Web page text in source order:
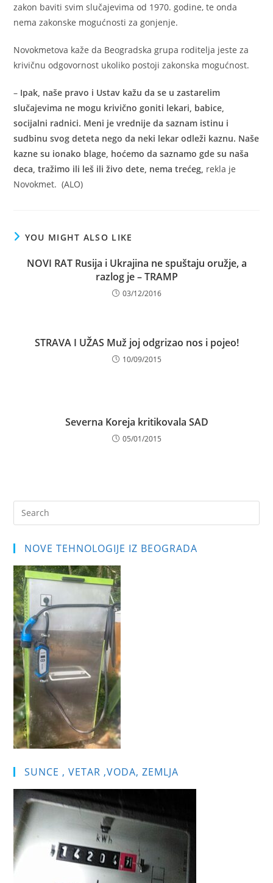
zakon baviti svim slučajevima od 1970. godine, te onda
nema zakonske mogućnosti za gonjenje.
Novokmetova kaže da Beogradska grupa roditelja jeste za
krivičnu odgovornost ukoliko postoji zakonska mogućnost.
– Ipak, naše pravo i Ustav kažu da se u zastarelim
slučajevima ne mogu krivično goniti lekari, babice,
socijalni radnici. Meni je vrednije da saznam istinu i
sudbinu svog deteta nego da neki lekar odleži kaznu. Naše
kazne su ionako blage, hoćemo da saznamo gde su naša
deca, tražimo ili leš ili živo dete, nema trećeg, rekla je
Novokmet. (ALO)
YOU MIGHT ALSO LIKE
NOVI RAT Rusija i Ukrajina ne spuštaju oružje, a
razlog je – TRAMP
03/12/2016
STRAVA I UŽAS Muž joj odgrizao nos i pojeo!
10/09/2015
Severna Koreja kritikovala SAD
05/01/2015
NOVE TEHNOLOGIJE IZ BEOGRADA
SUNCE , VETAR ,VODA, ZEMLJA